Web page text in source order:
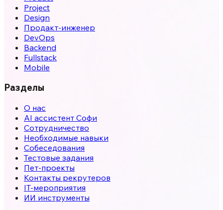
Project
Design
Продакт-инженер
DevOps
Backend
Fullstack
Mobile
Разделы
О нас
AI ассистент Софи
Сотрудничество
Необходимые навыки
Собеседования
Тестовые задания
Пет-проекты
Контакты рекрутеров
IT-мероприятия
ИИ инструменты